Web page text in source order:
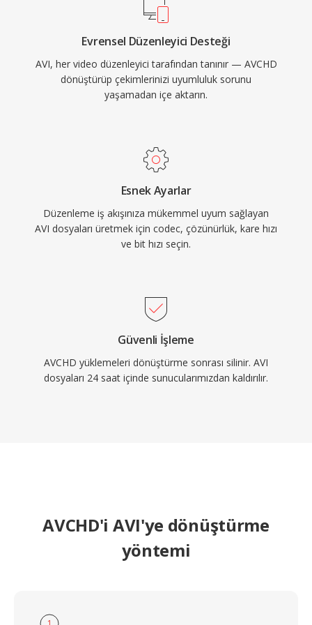
uygulamalardaki 2 GB dosya boyutu sınırı ve
değişken kare hızları veya gelişmiş altyazı
formatları için yerel destek eksikliği gibi
kısıtlamaları vardır. OpenDML uzantıları (AVI
2.0) bu boyut sınırlamasını ortadan kaldırmıştır.
Onlarca yıllık olmasına rağmen AVI, en evrensel
sistemlerinde medya oynatıcılar ve düzenleme
Evrensel Düzenleyici Desteği
AVI, her video düzenleyici tarafından tanınır — AVCHD
dönüştürüp çekimlerinizi uyumluluk sorunu
yaşamadan içe aktarın.
Esnek Ayarlar
Düzenleme iş akışınıza mükemmel uyum sağlayan
AVI dosyaları üretmek için codec, çözünürlük, kare hızı
ve bit hızı seçin.
Güvenli İşleme
AVCHD yüklemeleri dönüştürme sonrası silinir. AVI
dosyaları 24 saat içinde sunucularımızdan kaldırılır.
AVCHD'i AVI'ye dönüştürme
yöntemi